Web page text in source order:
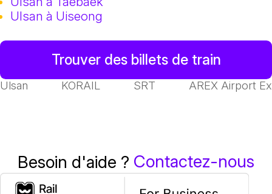
Ulsan à Uiseong
Trouver des billets de train
Ulsan KORAIL SRT AREX Airport
Besoin d'aide ? Contactez-nous